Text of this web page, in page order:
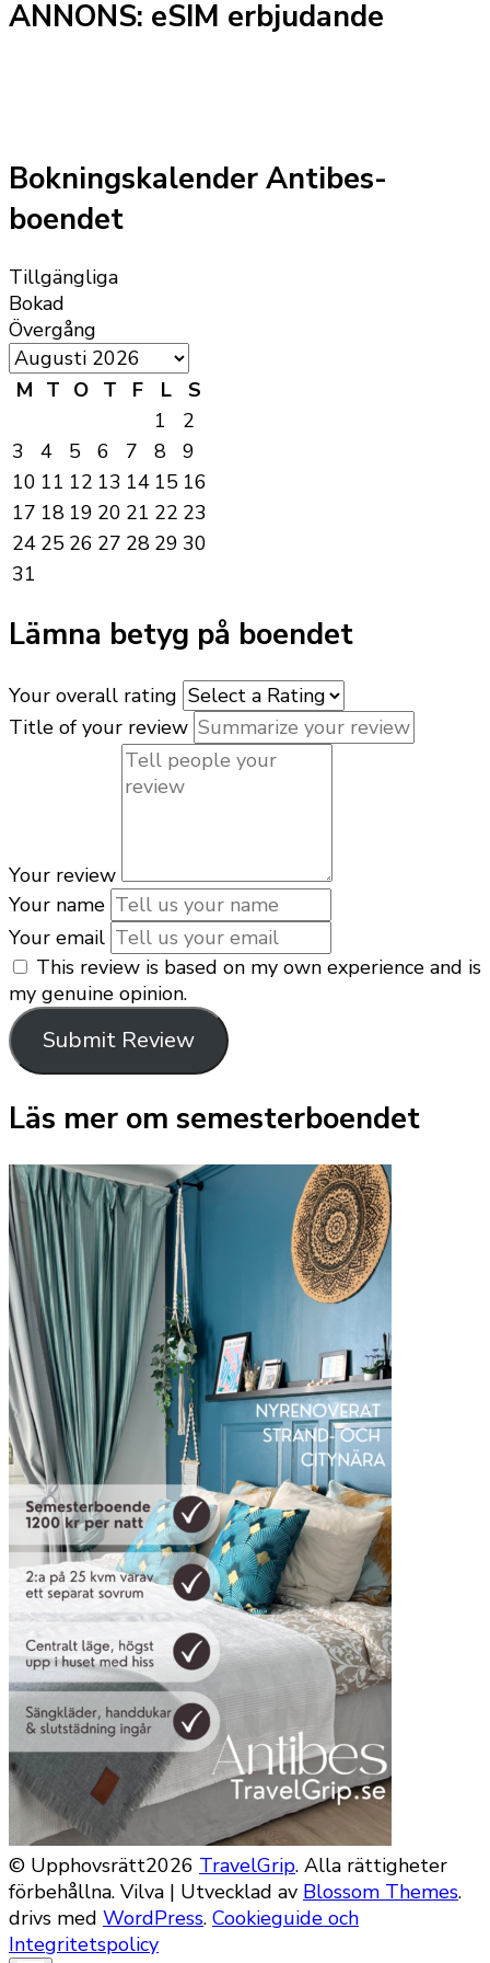
ANNONS: eSIM erbjudande
Bokningskalender Antibes-
boendet
Tillgängliga
Bokad
Övergång
M T O T F L
S
1
2
3
4 5 6 7 8
9
10 11 12 13 14 15 16
17 18 19 20 21 22 23
24 25 26 27 28 29 30
31
Lämna betyg på boendet
Your overall rating
Title of your review
Your review
Your name
Your email
This review is based on my own experience and is
my genuine opinion.
Submit Review
Läs mer om semesterboendet
© Upphovsrätt2026 TravelGrip. Alla rättigheter
förbehållna. Vilva | Utvecklad av Blossom Themes.
drivs med WordPress. Cookieguide och
Integritetspolicy